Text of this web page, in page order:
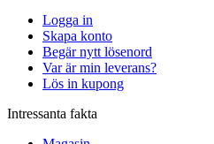
Logga in
Skapa konto
Begär nytt lösenord
Var är min leverans?
Lös in kupong
Intressanta fakta